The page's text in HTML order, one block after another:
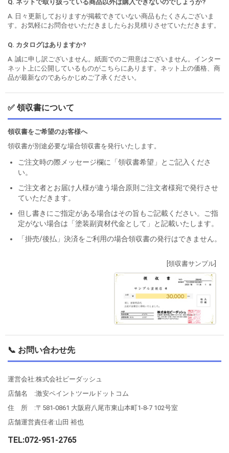
Q. ネットで取り扱っている商品以外は購入できないのでしょうか?
A. 日々更新しておりますが掲載できていない商品もたくさんございま
す。お気軽にお問合せいただきましたらお見積りさせていただきます。
Q. カタログはありますか?
A. 誠に申し訳ございません。紙面でのご用意はございません。インター
ネット上に公開しているものがこちらにあります。ネット上の価格、商
品が最新なのであらかじめご了承ください。
✅ 領収書について
領収書をご希望のお客様へ
領収書が別途必要な場合領収書を発行いたします。
ご注文時の際メッセージ欄に「領収書希望」とご記入くださ
い。
ご注文者とお届け人様が違う場合原則ご注文者様宛で発行させ
ていただきます。
但し書きにご指定がある場合はその旨もご記載ください。ご指
定がない場合は「塗装副資材代金として」と記載いたします。
「掛売/後払」決済をご利用の場合領収書の発行はできません。
[領収書サンプル]
📞 お問い合わせ先
運営会社:株式会社ビーダッシュ
店舗名 :激安ペイントツールドットコム
住 所 :〒581-0861 大阪府八尾市東山本町1-8-7 102号室
店舗運営責任者:山田 裕也
TEL:072-951-2765